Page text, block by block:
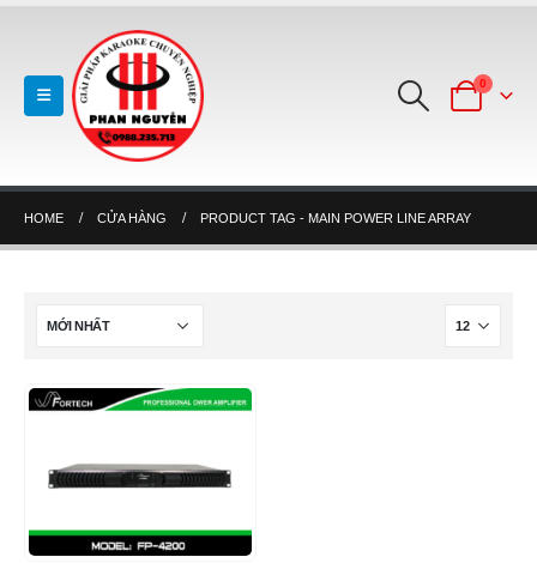
0
HOME CỬA HÀNG PRODUCT TAG - MAIN POWER LINE ARRAY